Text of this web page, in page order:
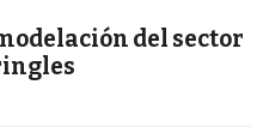
del sector